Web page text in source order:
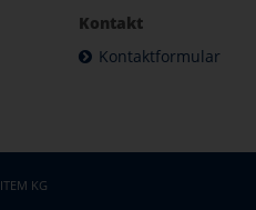
Kontakt
Kontaktformular
ITEM KG